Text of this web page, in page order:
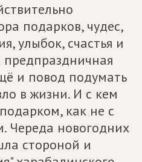
подарков, чудес,
улыбок, счастья и
предпраздничная
и повод подумать
в жизни. И с кем
как не с
Череда новогодних
стороной и